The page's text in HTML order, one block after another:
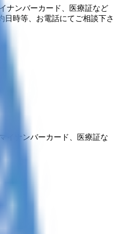
ナンバーカード、医療証など
時等、お電話にてご相談下さ
イナンバーカード、医療証な